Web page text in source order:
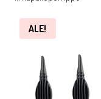
ALE!